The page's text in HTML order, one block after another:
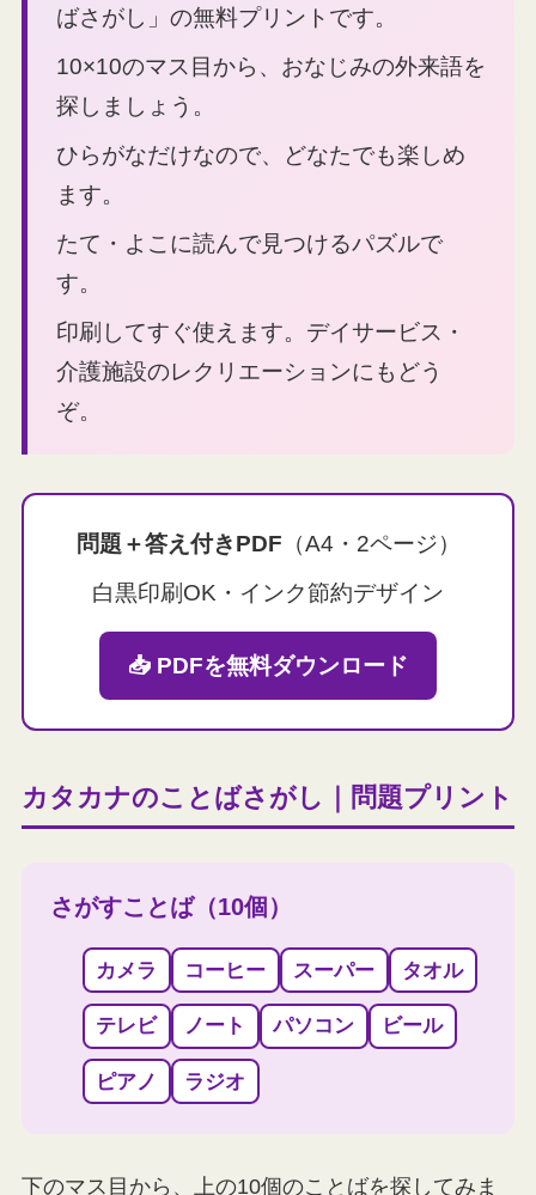
ばさがし」の無料プリントです。
10×10のマス目から、おなじみの外来語を
探しましょう。
ひらがなだけなので、どなたでも楽しめ
ます。
たて・よこに読んで見つけるパズルで
す。
印刷してすぐ使えます。デイサービス・
介護施設のレクリエーションにもどう
ぞ。
問題＋答え付きPDF （A4・2ページ）
白黒印刷OK・インク節約デザイン
📥 PDFを無料ダウンロード
カタカナのことばさがし｜問題プリント
さがすことば（10個）
カメラ コーヒー スーパー タオル
テレビ ノート パソコン ビール
ピアノ ラジオ
下のマス目から、上の10個のことばを探してみま